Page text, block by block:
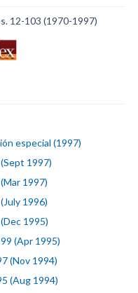
12-103 (1970-1997)
especial (1997)
1997)
1997)
1996)
1995)
(Apr 1995)
(Nov 1994)
(Aug 1994)